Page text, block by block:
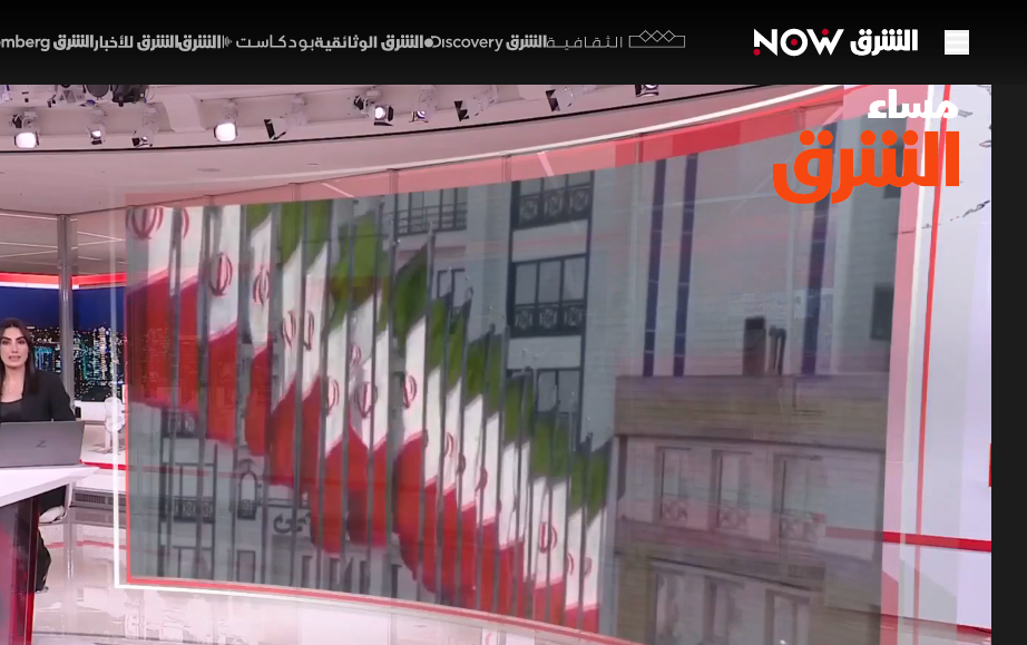
الثقافية
هل تنجح مفاوضات إيران في تجاوز
18 يونيو 2026 44:55 أخبار
مساء الشرق
دخلت مذكرة التفاهم بين الولايات المتحدة وإيران حيز التنفيذ مع بدء
وسط تأكيدات أميركية بالاستعداد لجميع السيناريوهات، وفي
التفاهم، بينما عادت حركة الملاحة تدريجياً في مضيق هرمز مع استمرار
مساء الشرق إيران حرب إيران وإسرائيل الولايات المتحدة